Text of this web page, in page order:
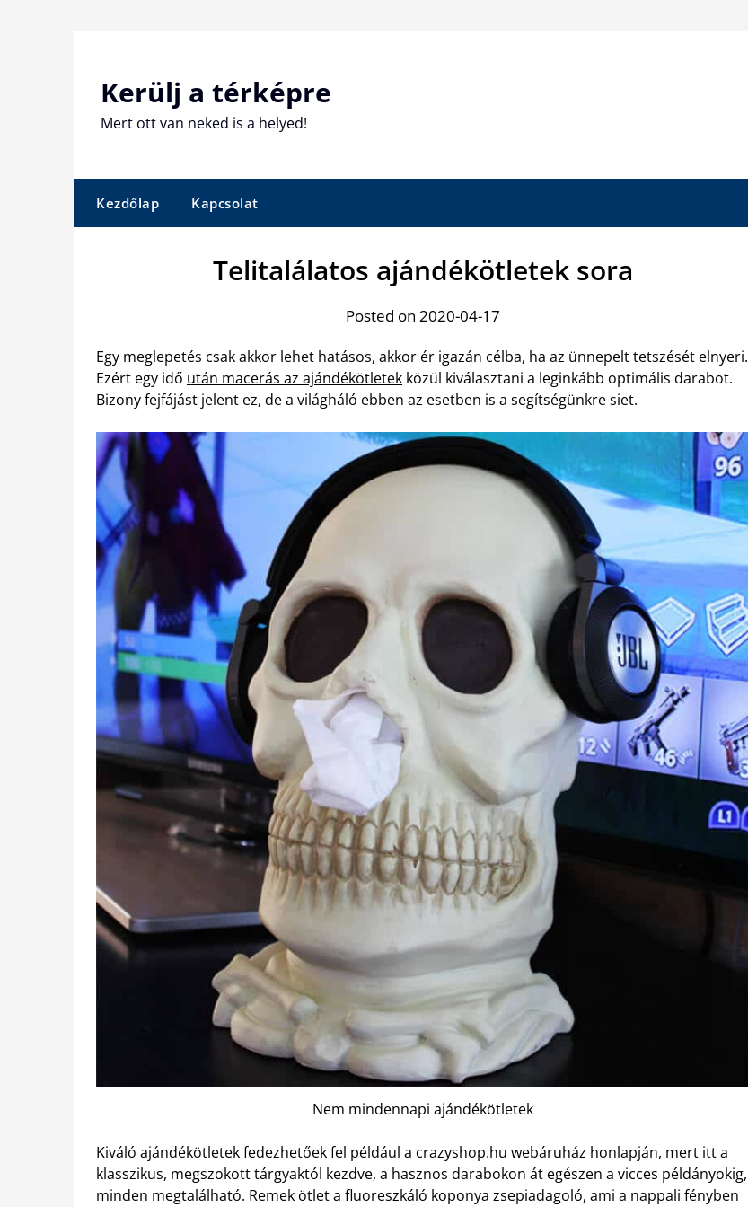
Kerülj a térképre
Mert ott van neked is a helyed!
Kezdőlap Kapcsolat
Telitalálatos ajándékötletek sora
Posted on 2020-04-17
Egy meglepetés csak akkor lehet hatásos, akkor ér igazán célba, ha az ünnepelt tetszését elnyeri.
Ezért egy idő után macerás az ajándékötletek közül kiválasztani a leginkább optimális darabot.
Bizony fejfájást jelent ez, de a világháló ebben az esetben is a segítségünkre siet.
Nem mindennapi ajándékötletek
Kiváló ajándékötletek fedezhetőek fel például a crazyshop.hu webáruház honlapján, mert itt a
klasszikus, megszokott tárgyaktól kezdve, a hasznos darabokon át egészen a vicces példányokig,
minden megtalálható. Remek ötlet a fluoreszkáló koponya zsepiadagoló, ami a nappali fényben